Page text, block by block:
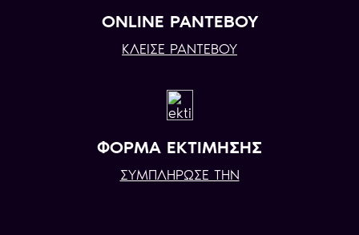
ONLINE ΡΑΝΤΕΒΟΥ
ΚΛΕΙΣΕ ΡΑΝΤΕΒΟΥ
ΦΟΡΜΑ ΕΚΤΙΜΗΣΗΣ
ΣΥΜΠΛΗΡΩΣΕ ΤΗΝ